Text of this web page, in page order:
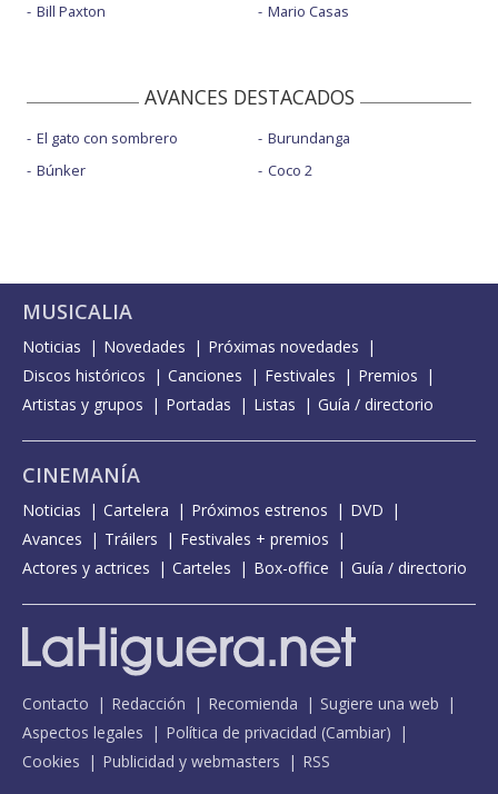
Bill Paxton
Mario Casas
AVANCES DESTACADOS
El gato con sombrero
Búnker
Burundanga
Coco 2
MUSICALIA
Noticias Novedades
Próximas novedades
Discos históricos
Canciones Festivales
Premios
Artistas y grupos
Portadas Listas Guía / directorio
CINEMANÍA
Noticias Cartelera Próximos estrenos
DVD
Avances
Tráilers
Festivales + premios
Actores y actrices
Carteles Box-office Guía / directorio
Contacto Redacción Recomienda
Sugiere una web
Aspectos legales
Política de privacidad (Cambiar)
Cookies
Publicidad y webmasters RSS